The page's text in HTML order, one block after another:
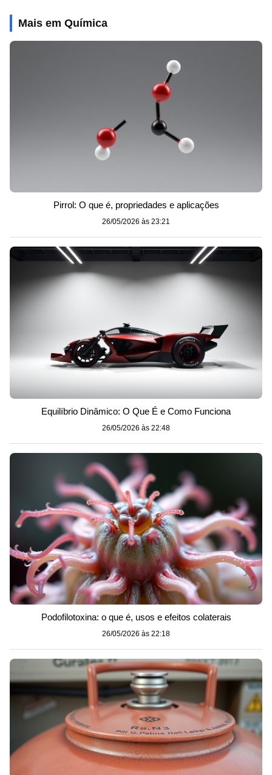
Mais em Química
Pirrol: O que é, propriedades e aplicações
26/05/2026 às 23:21
Equilíbrio Dinâmico: O Que É e Como Funciona
26/05/2026 às 22:48
Podofilotoxina: o que é, usos e efeitos colaterais
26/05/2026 às 22:18